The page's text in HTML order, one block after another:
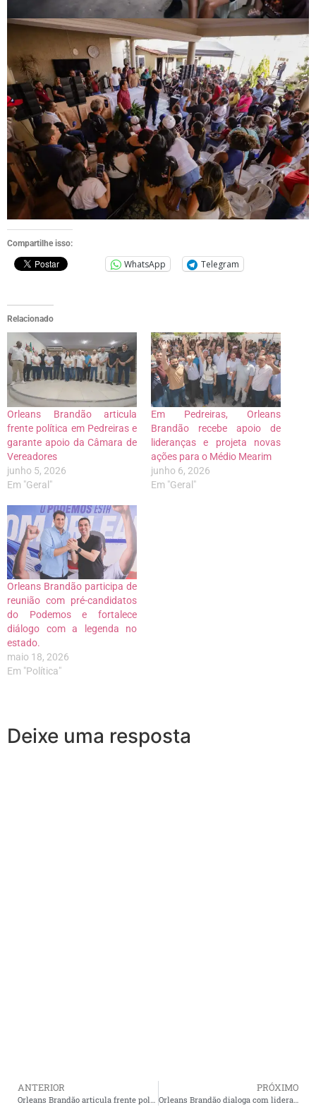
Compartilhe isso:
WhatsApp Telegram
Relacionado
Orleans Brandão articula
frente política em Pedreiras e
garante apoio da Câmara de
Vereadores
junho 5, 2026
Em "Geral"
Em Pedreiras, Orleans
Brandão recebe apoio de
lideranças e projeta novas
ações para o Médio Mearim
junho 6, 2026
Em "Geral"
Orleans Brandão participa de
reunião com pré-candidatos
do Podemos e fortalece
diálogo com a legenda no
estado.
maio 18, 2026
Em "Política"
Deixe uma resposta
ANTERIOR PRÓXIMO
Orleans Brandão dialoga com lideranças e destaca obras em Trizidela do Vale